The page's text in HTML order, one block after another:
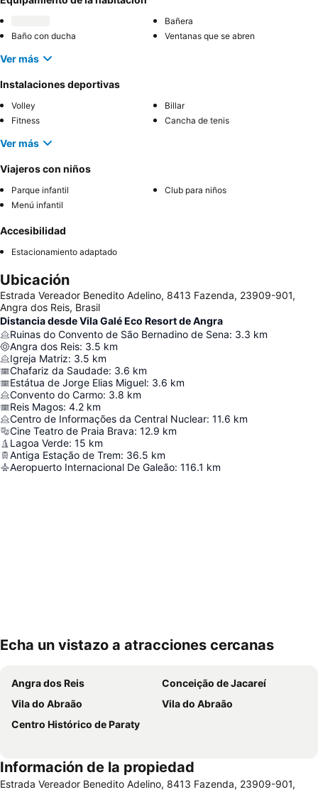
Bañera
Baño con ducha
Ventanas que se abren
Ver más
Instalaciones deportivas
Volley
Billar
Fitness
Cancha de tenis
Ver más
Viajeros con niños
Parque infantil
Club para niños
Menú infantil
Accesibilidad
Estacionamiento adaptado
Ubicación
Estrada Vereador Benedito Adelino, 8413 Fazenda, 23909-901,
Angra dos Reis, Brasil
Distancia desde Vila Galé Eco Resort de Angra
Ruinas do Convento de São Bernadino de Sena: 3.3 km
Angra dos Reis: 3.5 km
Igreja Matriz: 3.5 km
Chafariz da Saudade: 3.6 km
Estátua de Jorge Elias Miguel: 3.6 km
Convento do Carmo: 3.8 km
Reis Magos: 4.2 km
Centro de Informações da Central Nuclear: 11.6 km
Cine Teatro de Praia Brava: 12.9 km
Lagoa Verde: 15 km
Antiga Estação de Trem: 36.5 km
Aeropuerto Internacional De Galeão: 116.1 km
Echa un vistazo a atracciones cercanas
Angra dos Reis
Conceição de Jacareí
Vila do Abraão
Vila do Abraão
Centro Histórico de Paraty
Información de la propiedad
Estrada Vereador Benedito Adelino, 8413 Fazenda, 23909-901,